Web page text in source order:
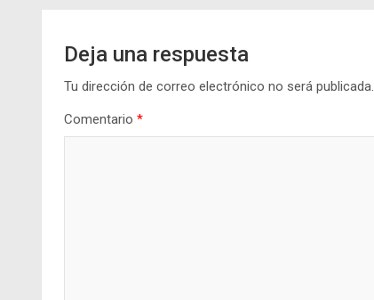
Deja una respuesta
Tu dirección de correo electrónico no será publicada.
Comentario *